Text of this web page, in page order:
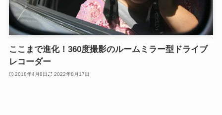
ここまで進化！360度撮影のルームミラー型ドライブ
レコーダー
2018年4月8日 2022年8月17日